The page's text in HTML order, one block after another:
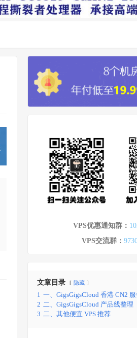
VPS优惠通知群：
VPS交流群：
文章目录 隐藏
1 一、GigsGigsCloud 香港 CN2
2 二、GigsGigsCloud 产品线整理
3 二、其他便宜 VPS 推荐